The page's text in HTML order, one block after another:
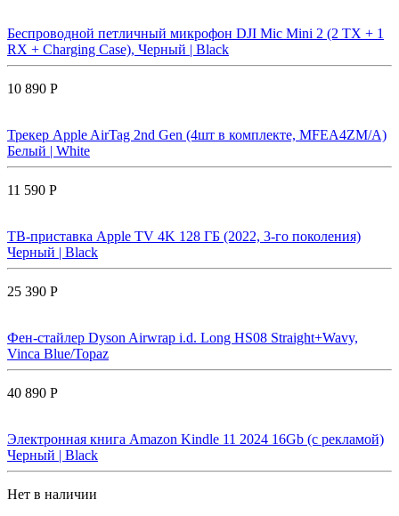
Беспроводной петличный микрофон DJI Mic Mini 2 (2 TX + 1
RX + Charging Case), Черный | Black
10 890 Р
Трекер Apple AirTag 2nd Gen (4шт в комплекте, MFEA4ZM/A)
Белый | White
11 590 Р
ТВ-приставка Apple TV 4K 128 ГБ (2022, 3-го поколения)
Черный | Black
25 390 Р
Фен-стайлер Dyson Airwrap i.d. Long HS08 Straight+Wavy,
Vinca Blue/Topaz
40 890 Р
Электронная книга Amazon Kindle 11 2024 16Gb (с рекламой)
Черный | Black
Нет в наличии